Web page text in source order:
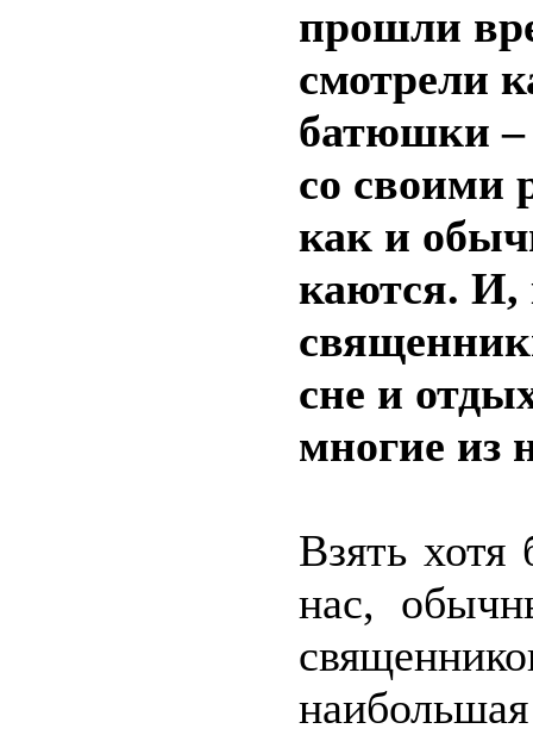
прошли
смотрели
батюшки –
со своими
как и
каются. И,
сне и
многие из
Взять хотя
нас,
наибольшая